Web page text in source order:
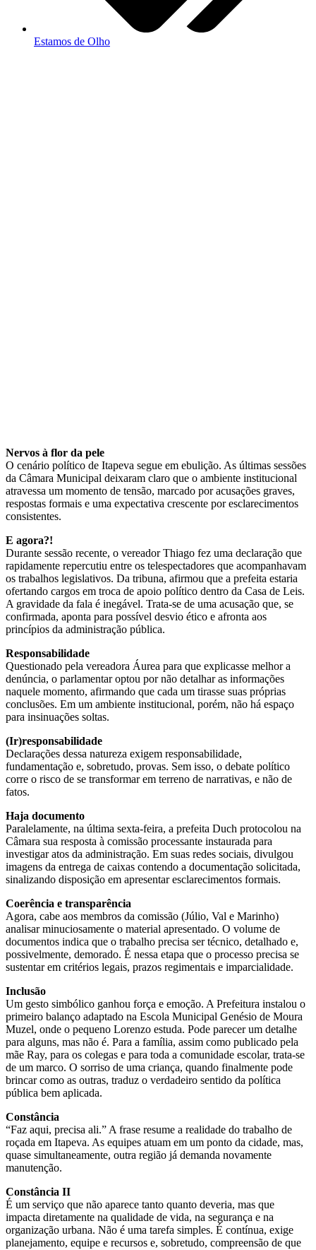
Estamos de Olho
Nervos à flor da pele
O cenário político de Itapeva segue em ebulição. As últimas sessões
da Câmara Municipal deixaram claro que o ambiente institucional
atravessa um momento de tensão, marcado por acusações graves,
respostas formais e uma expectativa crescente por esclarecimentos
consistentes.
E agora?!
Durante sessão recente, o vereador Thiago fez uma declaração que
rapidamente repercutiu entre os telespectadores que acompanhavam
os trabalhos legislativos. Da tribuna, afirmou que a prefeita estaria
ofertando cargos em troca de apoio político dentro da Casa de Leis.
A gravidade da fala é inegável. Trata-se de uma acusação que, se
confirmada, aponta para possível desvio ético e afronta aos
princípios da administração pública.
Responsabilidade
Questionado pela vereadora Áurea para que explicasse melhor a
denúncia, o parlamentar optou por não detalhar as informações
naquele momento, afirmando que cada um tirasse suas próprias
conclusões. Em um ambiente institucional, porém, não há espaço
para insinuações soltas.
(Ir)responsabilidade
Declarações dessa natureza exigem responsabilidade,
fundamentação e, sobretudo, provas. Sem isso, o debate político
corre o risco de se transformar em terreno de narrativas, e não de
fatos.
Haja documento
Paralelamente, na última sexta-feira, a prefeita Duch protocolou na
Câmara sua resposta à comissão processante instaurada para
investigar atos da administração. Em suas redes sociais, divulgou
imagens da entrega de caixas contendo a documentação solicitada,
sinalizando disposição em apresentar esclarecimentos formais.
Coerência e transparência
Agora, cabe aos membros da comissão (Júlio, Val e Marinho)
analisar minuciosamente o material apresentado. O volume de
documentos indica que o trabalho precisa ser técnico, detalhado e,
possivelmente, demorado. É nessa etapa que o processo precisa se
sustentar em critérios legais, prazos regimentais e imparcialidade.
Inclusão
Um gesto simbólico ganhou força e emoção. A Prefeitura instalou o
primeiro balanço adaptado na Escola Municipal Genésio de Moura
Muzel, onde o pequeno Lorenzo estuda. Pode parecer um detalhe
para alguns, mas não é. Para a família, assim como publicado pela
mãe Ray, para os colegas e para toda a comunidade escolar, trata-se
de um marco. O sorriso de uma criança, quando finalmente pode
brincar como as outras, traduz o verdadeiro sentido da política
pública bem aplicada.
Constância
“Faz aqui, precisa ali.” A frase resume a realidade do trabalho de
roçada em Itapeva. As equipes atuam em um ponto da cidade, mas,
quase simultaneamente, outra região já demanda novamente
manutenção.
Constância II
É um serviço que não aparece tanto quanto deveria, mas que
impacta diretamente na qualidade de vida, na segurança e na
organização urbana. Não é uma tarefa simples. É contínua, exige
planejamento, equipe e recursos e, sobretudo, compreensão de que